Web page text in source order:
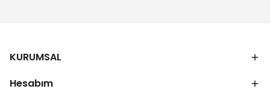
KURUMSAL
Hesabım